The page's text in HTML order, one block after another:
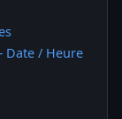
Date / Heure